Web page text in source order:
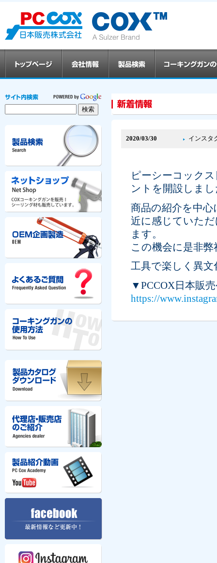
2020/03/30 インスタ
ピーシーコックス
ントを開設しま
商品の紹介を中
近に感じていた
ます。
この機会に是非
工具で楽しく異
▼PCCOX日本販
https://